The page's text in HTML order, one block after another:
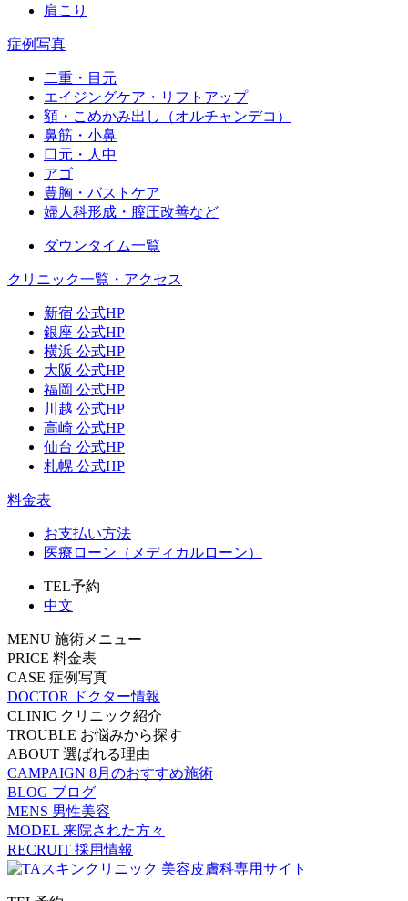
肩こり
症例写真
二重・目元
エイジングケア・リフトアップ
額・こめかみ出し（オルチャンデコ）
鼻筋・小鼻
口元・人中
アゴ
豊胸・バストケア
婦人科形成・膣圧改善など
ダウンタイム一覧
クリニック一覧・アクセス
新宿 公式HP
銀座 公式HP
横浜 公式HP
大阪 公式HP
福岡 公式HP
川越 公式HP
高崎 公式HP
仙台 公式HP
札幌 公式HP
料金表
お支払い方法
医療ローン（メディカルローン）
TEL予約
中文
MENU 施術メニュー
PRICE 料金表
CASE 症例写真
DOCTOR
ドクター情報
CLINIC クリニック紹介
TROUBLE お悩みから探す
ABOUT 選ばれる理由
CAMPAIGN 8月のおすすめ施術
BLOG ブログ
MENS 男性美容
MODEL 来院された方々
RECRUIT 採用情報